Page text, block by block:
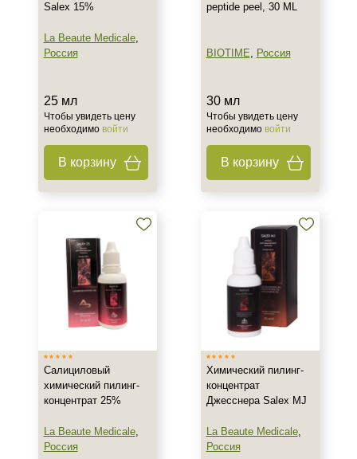
Salex 15%
La Beaute Medicale,
Россия
25 мл
Чтобы увидеть цену
необходимо войти
В корзину
peptide peel, 30 ML
BIOTIME, Россия
30 мл
Чтобы увидеть цену
необходимо войти
В корзину
Салициловый
химический пилинг-
концентрат 25%
La Beaute Medicale,
Россия
Химический пилинг-
концентрат
Джесснера Salex MJ
La Beaute Medicale,
Россия